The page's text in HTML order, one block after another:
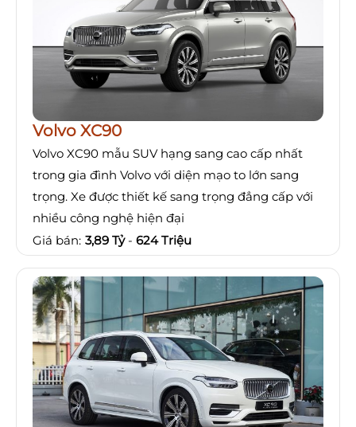
Volvo XC90
Volvo XC90 mẫu SUV hạng sang cao cấp nhất
trong gia đình Volvo với diện mạo to lớn sang
trọng. Xe được thiết kế sang trọng đẳng cấp với
nhiều công nghệ hiện đại
Giá bán: 3,89 Tỷ - 624 Triệu